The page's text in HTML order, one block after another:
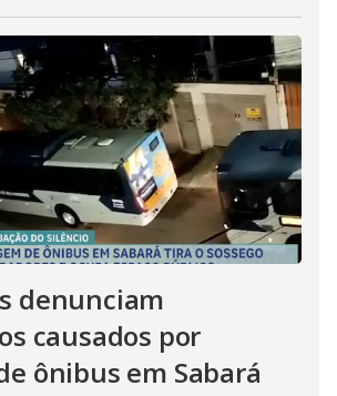
denunciam
causados por
ônibus em Sabará